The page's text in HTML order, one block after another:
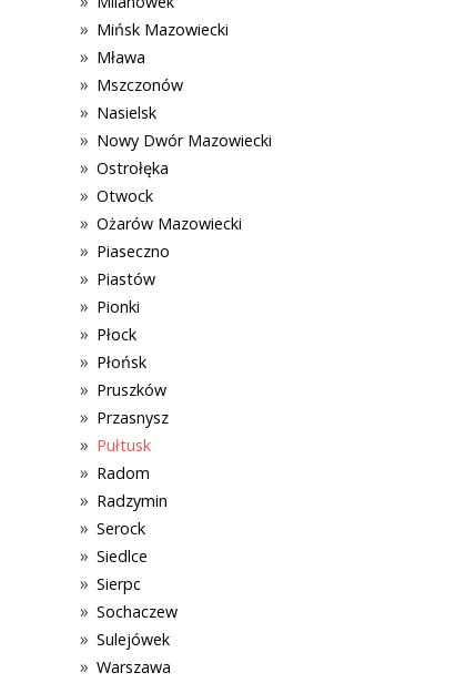
Mińsk Mazowiecki
Mława
Mszczonów
Nasielsk
Nowy Dwór Mazowiecki
Ostrołęka
Otwock
Ożarów Mazowiecki
Piaseczno
Piastów
Pionki
Płock
Płońsk
Pruszków
Przasnysz
Pułtusk
Radom
Radzymin
Serock
Siedlce
Sierpc
Sochaczew
Sulejówek
Warszawa